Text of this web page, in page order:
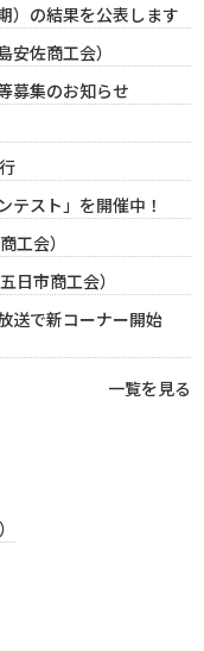
）の結果を公表します
佐商工会）
募集のお知らせ
テスト」を開催中！
工会）
市商工会）
送で新コーナー開始
一覧を見る